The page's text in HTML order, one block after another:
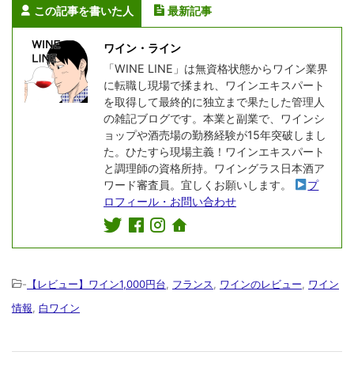
この記事を書いた人 最新記事
ワイン・ライン
「WINE LINE」は無資格状態からワイン業界
に転職し現場で揉まれ、ワインエキスパート
を取得して最終的に独立まで果たした管理人
の雑記ブログです。本業と副業で、ワインシ
ョップや酒売場の勤務経験が15年突破しまし
た。ひたすら現場主義！ワインエキスパート
と調理師の資格所持。ワイングラス日本酒ア
ワード審査員。宜しくお願いします。
プ
ロフィール・お問い合わせ
- 【レビュー】ワイン1,000円台 フランス ワインのレビュー
ワイン
情報
白ワイン